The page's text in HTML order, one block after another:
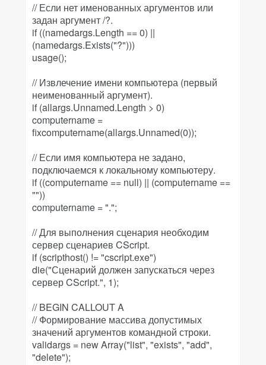
// Если нет именованных аргументов или
задан аргумент /?.
if ((namedargs.Length == 0) ||
(namedargs.Exists("?")))
usage();
// Извлечение имени компьютера (первый
неименованный аргумент).
if (allargs.Unnamed.Length > 0)
computername =
fixcomputername(allargs.Unnamed(0));
// Если имя компьютера не задано,
подключаемся к локальному компьютеру.
if ((computername == null) || (computername ==
""))
computername = ".";
// Для выполнения сценария необходим
сервер сценариев CScript.
if (scripthost() != "cscript.exe")
die("Сценарий должен запускаться через
сервер CScript.", 1);
// BEGIN CALLOUT A
// Формирование массива допустимых
значений аргументов командной строки.
validargs = new Array("list", "exists", "add",
"delete");